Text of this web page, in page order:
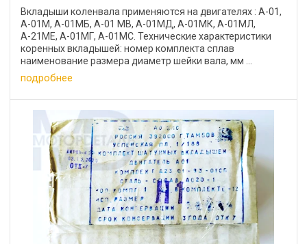
Вкладыши коленвала применяются на двигателях : А-01,
А-01М, А-01МБ, А-01 MB, А-01МД, А-01МК, А-01МЛ,
А-21МЕ, А-01МГ, А-01МС. Технические характеристики
коренных вкладышей: номер комплекта сплав
наименование размера диаметр шейки вала, мм ...
подробнее